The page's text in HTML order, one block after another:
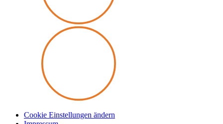
Cookie Einstellungen ändern